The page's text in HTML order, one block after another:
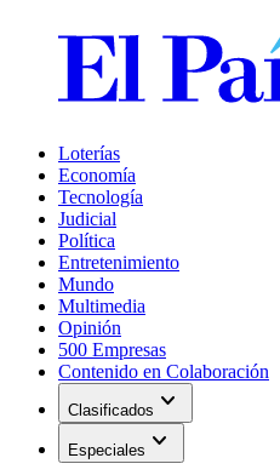
Loterías
Economía
Tecnología
Judicial
Política
Entretenimiento
Mundo
Multimedia
Opinión
500 Empresas
Contenido en Colaboración
Clasificados expand_more
Especiales expand_more